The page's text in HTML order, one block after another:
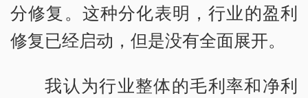
分修复。这种分化表明，行业的盈利
修复已经启动，但是没有全面展开。
我认为行业整体的毛利率和净利